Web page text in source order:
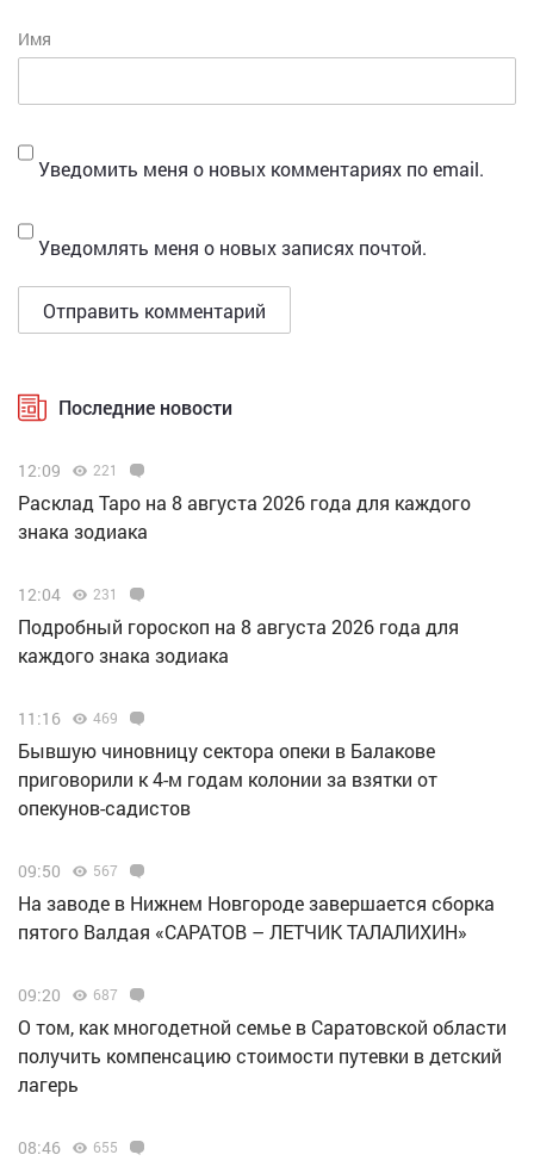
Имя
Уведомить меня о новых комментариях по email.
Уведомлять меня о новых записях почтой.
Последние новости
12:09 221
Расклад Таро на 8 августа 2026 года для каждого
знака зодиака
12:04 231
Подробный гороскоп на 8 августа 2026 года для
каждого знака зодиака
11:16 469
Бывшую чиновницу сектора опеки в Балакове
приговорили к 4-м годам колонии за взятки от
опекунов-садистов
09:50 567
Н️а заводе в Нижнем Новгороде завершается сборка
пятого Валдая «САРАТОВ – ЛЕТЧИК ТАЛАЛИХИН»
09:20 687
О том, как многодетной семье в Саратовской области
получить компенсацию стоимости путевки в детский
лагерь
08:46 655